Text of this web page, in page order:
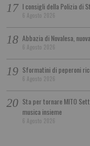
I consigli della Polizia di
6 Agosto 2026
Abbazia di Novalesa,
6 Agosto 2026
Sformatini di peperoni
6 Agosto 2026
Sta per tornare MITO
musica insieme
6 Agosto 2026